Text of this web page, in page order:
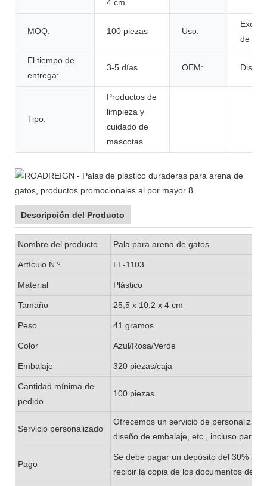
4 cm
MOQ: 100 piezas Uso:
de
El tiempo de
entrega:
3-5 días OEM:
Tipo:
Productos de
limpieza y
cuidado de
mascotas
Descripción del Producto
Nombre del producto Pala para arena de gatos
Artículo N.º LL-1103
Material Plástico
Tamaño 25,5 x 10,2 x 4 cm
Peso 41 gramos
Color Azul/Rosa/Verde
Embalaje 320 piezas/caja
Cantidad mínima de
pedido
100 piezas
Servicio personalizado
Ofrecemos un servicio de
diseño de embalaje, etc., incluso para
Pago
Se debe pagar un depósito del 30%
recibir la copia de los documentos de